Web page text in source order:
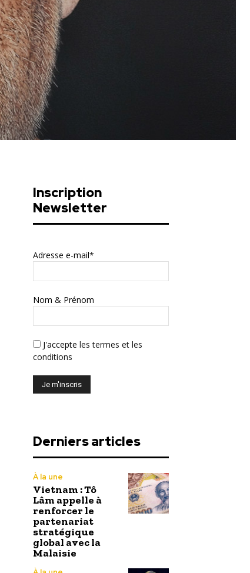
Inscription
Newsletter
Adresse e-mail*
Nom & Prénom
J'accepte les termes et les
conditions
Derniers articles
À la une
Vietnam : Tô
Lâm appelle à
renforcer le
partenariat
stratégique
global avec la
Malaisie